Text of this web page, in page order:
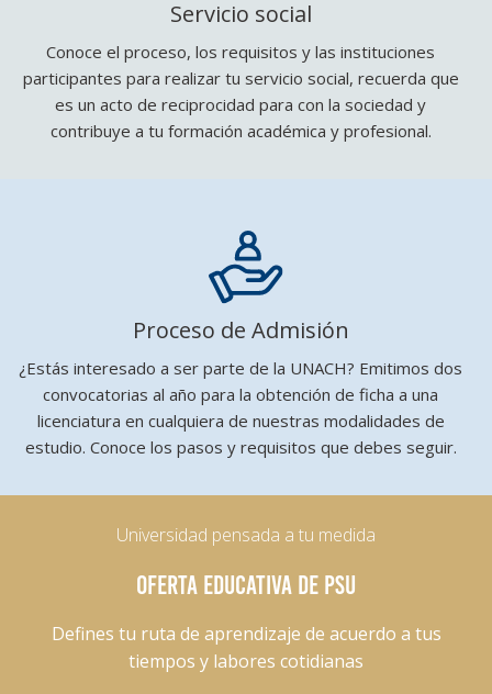
Proceso de Admisión
¿Estás interesado a ser parte de la UNACH? Emitimos dos
convocatorias al año para la obtención de ficha a una
licenciatura en cualquiera de nuestras modalidades de
estudio. Conoce los pasos y requisitos que debes seguir.
Servicio social
Conoce el proceso, los requisitos y las instituciones
participantes para realizar tu servicio social, recuerda que
es un acto de reciprocidad para con la sociedad y
contribuye a tu formación académica y profesional.
Universidad pensada a tu medida
OFERTA EDUCATIVA DE PSU
Defines tu ruta de aprendizaje de acuerdo a tus
tiempos y labores cotidianas